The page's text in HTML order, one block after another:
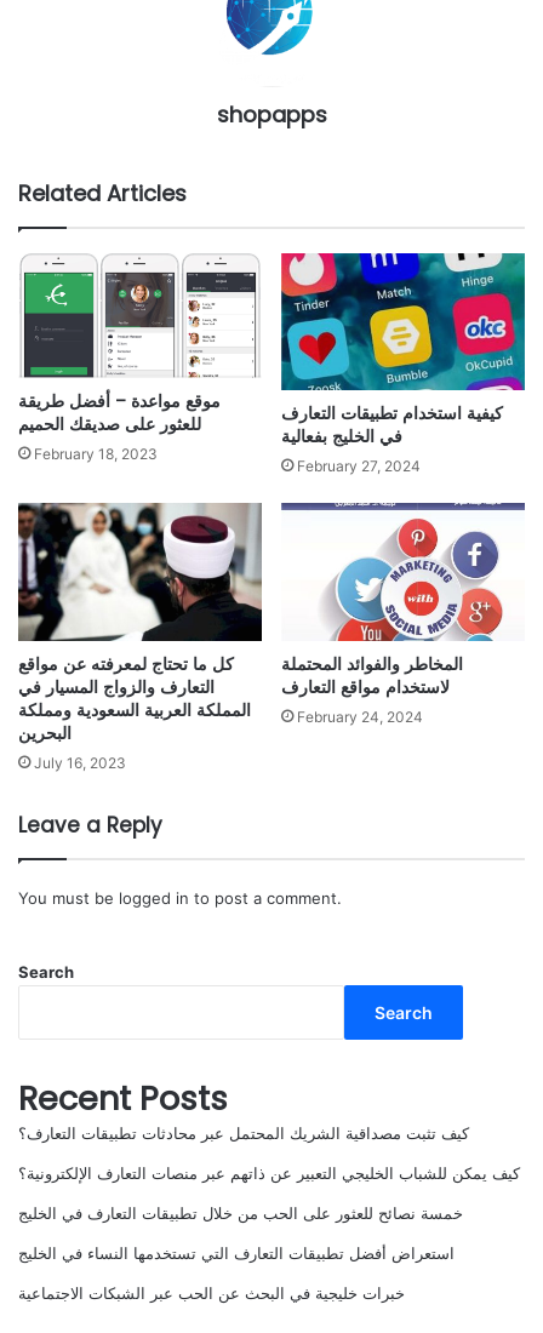
shopapps
Related Articles
موقع مواعدة – أفضل طريقة
للعثور على صديقك الحميم
February 18, 2023
كيفية استخدام تطبيقات التعارف
في الخليج بفعالية
February 27, 2024
كل ما تحتاج لمعرفته عن مواقع
التعارف والزواج المسيار في
المملكة العربية السعودية ومملكة
البحرين
July 16, 2023
المخاطر والفوائد المحتملة
لاستخدام مواقع التعارف
February 24, 2024
Leave a Reply
You must be logged in to post a comment.
Search
Search
Recent Posts
كيف تثبت مصداقية الشريك المحتمل عبر محادثات تطبيقات التعارف؟
كيف يمكن للشباب الخليجي التعبير عن ذاتهم عبر منصات التعارف الإلكترونية؟
خمسة نصائح للعثور على الحب من خلال تطبيقات التعارف في الخليج
استعراض أفضل تطبيقات التعارف التي تستخدمها النساء في الخليج
خبرات خليجية في البحث عن الحب عبر الشبكات الاجتماعية